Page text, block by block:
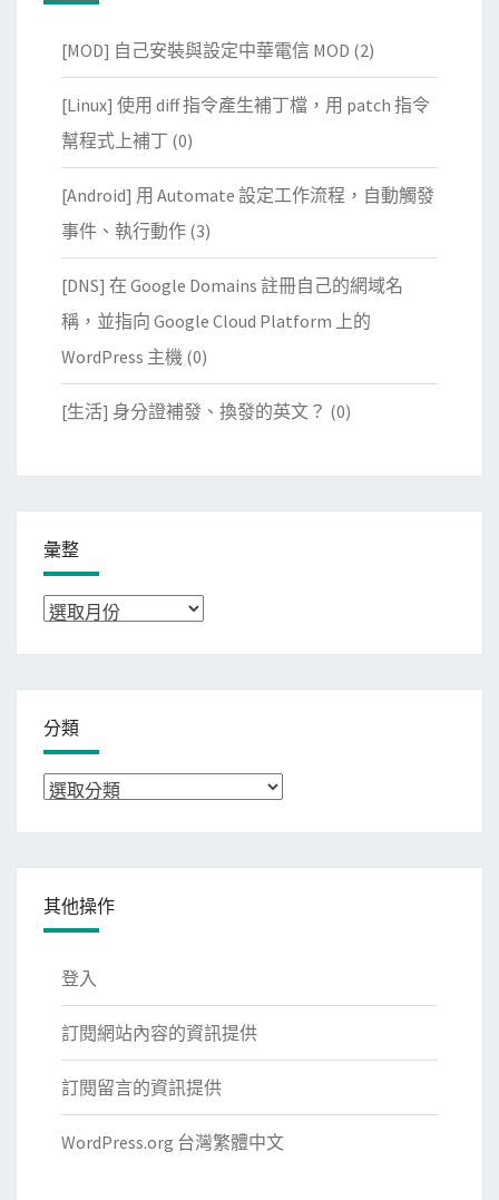
[MOD] 自己安裝與設定中華電信 MOD (2)
[Linux] 使用 diff 指令產生補丁檔，用 patch 指令
幫程式上補丁 (0)
[Android] 用 Automate 設定工作流程，自動觸發
事件、執行動作 (3)
[DNS] 在 Google Domains 註冊自己的網域名
稱，並指向 Google Cloud Platform 上的
WordPress 主機 (0)
[生活] 身分證補發、換發的英文？ (0)
彙整
彙
分類
分
其他操作
登入
訂閱網站內容的資訊提供
訂閱留言的資訊提供
WordPress.org 台灣繁體中文